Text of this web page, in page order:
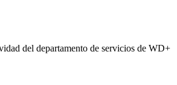
del departamento de servicios de WD+